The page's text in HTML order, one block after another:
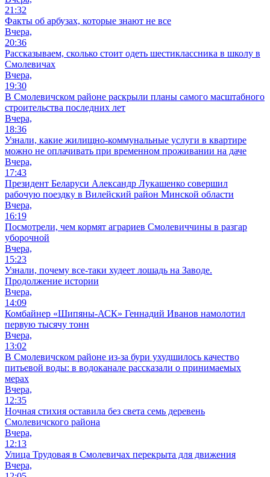
21:32
Факты об арбузах, которые знают не все
Вчера,
20:36
Рассказываем, сколько стоит одеть шестиклассника в школу в
Смолевичах
Вчера,
19:30
В Смолевичском районе раскрыли планы самого масштабного
строительства последних лет
Вчера,
18:36
Узнали, какие жилищно-коммунальные услуги в квартире
можно не оплачивать при временном проживании на даче
Вчера,
17:43
Президент Беларуси Александр Лукашенко совершил
рабочую поездку в Вилейский район Минской области
Вчера,
16:19
Посмотрели, чем кормят аграриев Смолевиччины в разгар
уборочной
Вчера,
15:23
Узнали, почему все-таки худеет лошадь на Заводе.
Продолжение истории
Вчера,
14:09
Комбайнер «Шипяны-АСК» Геннадий Иванов намолотил
первую тысячу тонн
Вчера,
13:02
В Смолевичском районе из‑за бури ухудшилось качество
питьевой воды: в водоканале рассказали о принимаемых
мерах
Вчера,
12:35
Ночная стихия оставила без света семь деревень
Смолевичского района
Вчера,
12:13
Улица Трудовая в Смолевичах перекрыта для движения
Вчера,